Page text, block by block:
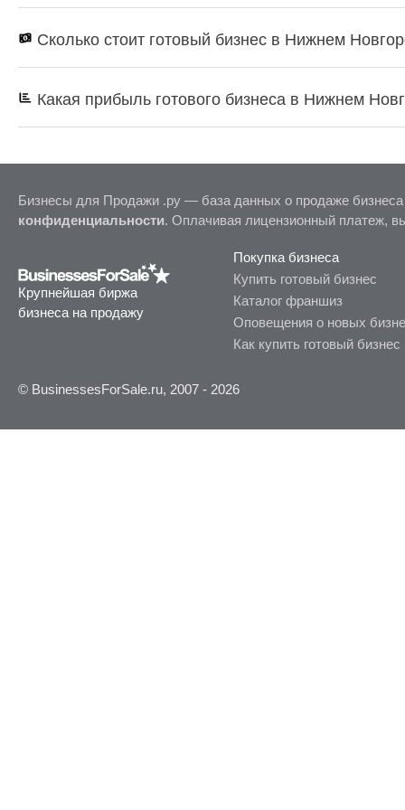
Сколько стоит готовый бизнес в Нижнем
Какая прибыль готового бизнеса в Нижнем
Бизнесы для Продажи .ру — база данных о продаже
конфиденциальности. Оплачивая лицензионный платеж,
Крупнейшая биржа
бизнеса на продажу
Покупка бизнеса
Купить готовый бизнес
Каталог франшиз
Оповещения о новых
Как купить готовый бизнес
© BusinessesForSale.ru, 2007 - 2026